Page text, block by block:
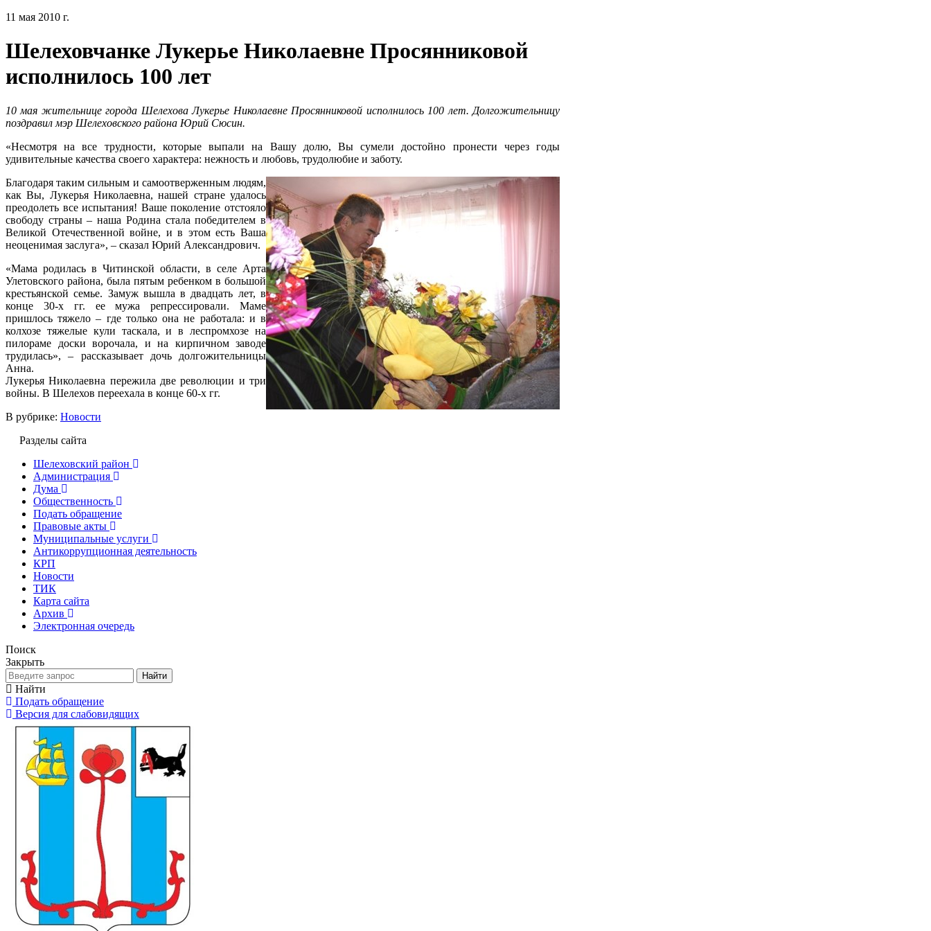
11 мая 2010 г.
Шелеховчанке Лукерье Николаевне Просянниковой
исполнилось 100 лет
10 мая жительнице города Шелехова Лукерье Николаевне Просянниковой исполнилось 100 лет. Долгожительницу
поздравил мэр Шелеховского района Юрий Сюсин.
«Несмотря на все трудности, которые выпали на Вашу долю, Вы сумели достойно пронести через годы
удивительные качества своего характера: нежность и любовь, трудолюбие и заботу.
Благодаря таким сильным и самоотверженным людям,
как Вы, Лукерья Николаевна, нашей стране удалось
преодолеть все испытания! Ваше поколение отстояло
свободу страны – наша Родина стала победителем в
Великой Отечественной войне, и в этом есть Ваша
неоценимая заслуга», – сказал Юрий Александрович.
«Мама родилась в Читинской области, в селе Арта
Улетовского района, была пятым ребенком в большой
крестьянской семье. Замуж вышла в двадцать лет, в
конце 30-х гг. ее мужа репрессировали. Маме
пришлось тяжело – где только она не работала: и в
колхозе тяжелые кули таскала, и в леспромхозе на
пилораме доски ворочала, и на кирпичном заводе
трудилась», – рассказывает дочь долгожительницы
Анна.
Лукерья Николаевна пережила две революции и три
войны. В Шелехов переехала в конце 60-х гг.
В рубрике: Новости
Разделы сайта
Шелеховский район
Администрация
Дума
Общественность
Подать обращение
Правовые акты
Муниципальные услуги
Антикоррупционная деятельность
КРП
Новости
ТИК
Карта сайта
Архив
Электронная очередь
Поиск
Закрыть
Найти
Найти
Подать обращение
Версия для слабовидящих